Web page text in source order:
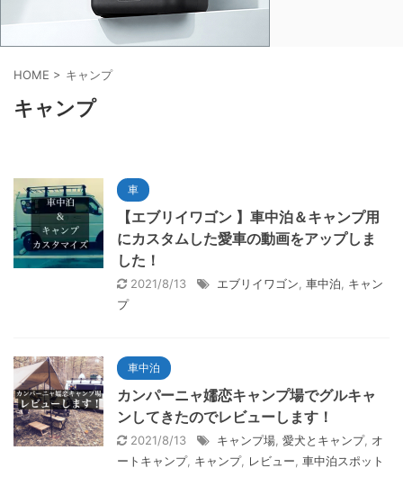
HOME > キャンプ
キャンプ
車
【エブリイワゴン 】車中泊＆キャンプ用
にカスタムした愛車の動画をアップしま
した！
2021/8/13 エブリイワゴン 車中泊
キャン
プ
車中泊
カンパーニャ嬬恋キャンプ場でグルキャ
ンしてきたのでレビューします！
2021/8/13 キャンプ場 愛犬とキャンプ, オ
ートキャンプ, キャンプ, レビュー 車中泊スポット